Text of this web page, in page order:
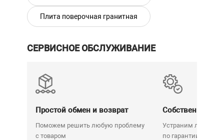
Плита поверочная гранитная
СЕРВИСНОЕ ОБСЛУЖИВАНИЕ
Простой обмен и возврат
Поможем решить любую проблему
с товаром
Собственный
Устраним любую
по гарантии. Срок